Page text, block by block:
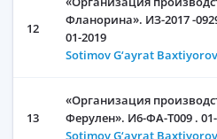
12
Фланорина». ИЗ-2017 -
01-2019
Sotimov G‘ayrat
13
«Организация
Ферулен». И6-ФА-Т009 . 01-
Sotimov G‘ayrat